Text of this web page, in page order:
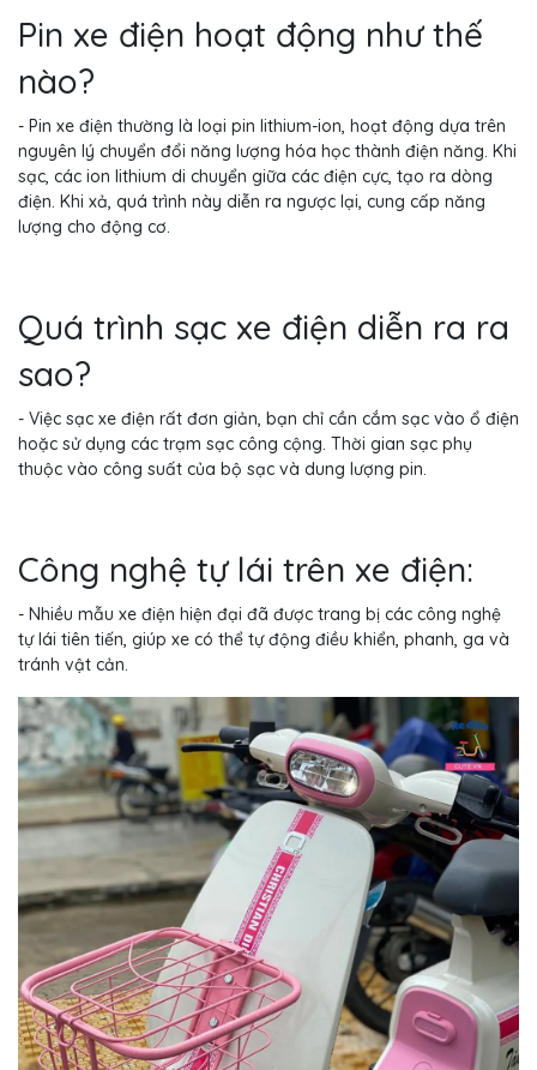
Pin xe điện hoạt động như thế
nào?
- Pin xe điện thường là loại pin lithium-ion, hoạt động dựa trên
nguyên lý chuyển đổi năng lượng hóa học thành điện năng. Khi
sạc, các ion lithium di chuyển giữa các điện cực, tạo ra dòng
điện. Khi xả, quá trình này diễn ra ngược lại, cung cấp năng
lượng cho động cơ.
Quá trình sạc xe điện diễn ra ra
sao?
- Việc sạc xe điện rất đơn giản, bạn chỉ cần cắm sạc vào ổ điện
hoặc sử dụng các trạm sạc công cộng. Thời gian sạc phụ
thuộc vào công suất của bộ sạc và dung lượng pin.
Công nghệ tự lái trên xe điện:
- Nhiều mẫu xe điện hiện đại đã được trang bị các công nghệ
tự lái tiên tiến, giúp xe có thể tự động điều khiển, phanh, ga và
tránh vật cản.